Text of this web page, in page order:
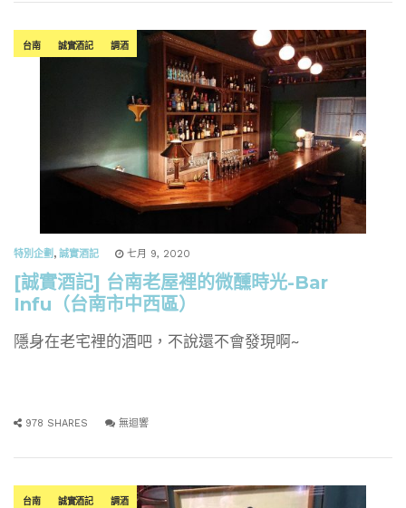
台南 誠實酒記 調酒
特別企劃 , 誠實酒記 七月 9, 2020
[誠實酒記] 台南老屋裡的微醺時光-Bar
Infu（台南市中西區）
隱身在老宅裡的酒吧，不說還不會發現啊~
978 SHARES 無迴響
台南 誠實酒記 調酒